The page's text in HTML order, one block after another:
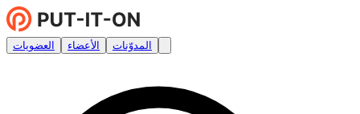
العضويات الأعضاء المدوّنات